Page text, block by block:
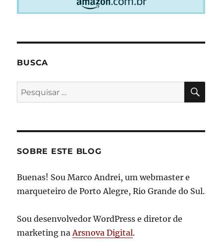
BUSCA
Pesquisar
por:
SOBRE ESTE BLOG
Buenas! Sou Marco Andrei, um webmaster e
marqueteiro de Porto Alegre, Rio Grande do Sul.
Sou desenvolvedor WordPress e diretor de
marketing naArsnova Digital.